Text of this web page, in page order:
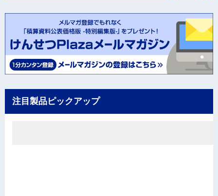
注目製品ピックアップ